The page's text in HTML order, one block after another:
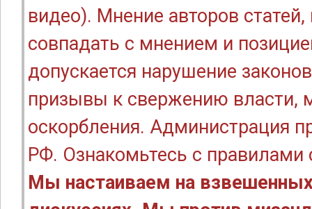
видео). Мнение авторов
совпадать с мнением и
допускается нарушение
призывы к свержению власти,
оскорбления. Администрация
РФ. Ознакомьтесь с правилами
Мы настаиваем на